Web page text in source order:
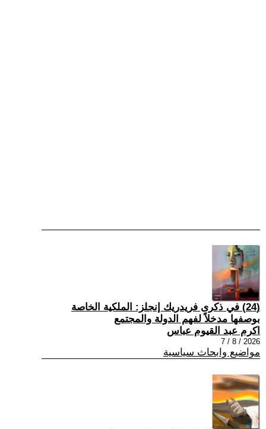
(24) في ذكرى فريدريك إنجلز: الملكية الخاصة
بوصفها مدخلاً لفهم الدولة والمجتمع
اكرم عبد القيوم عباس
2026 / 8 / 7
مواضيع وابحاث سياسية